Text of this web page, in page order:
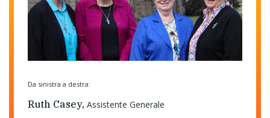
Da sinistra a destra:
Ruth Casey, Assistente Generale